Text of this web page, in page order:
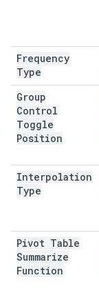
Frequency
Type
Group
Control
Toggle
Position
Interpolation
Type
Pivot Table
Summarize
Function